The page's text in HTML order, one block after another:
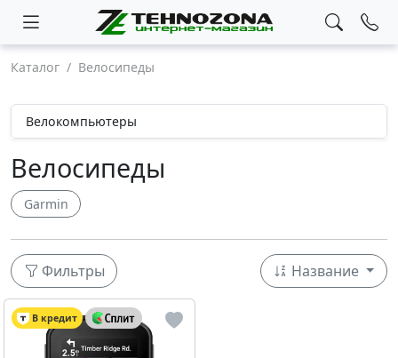
Каталог Велосипеды
Велокомпьютеры
Велосипеды
Garmin
Фильтры Название
В кредит